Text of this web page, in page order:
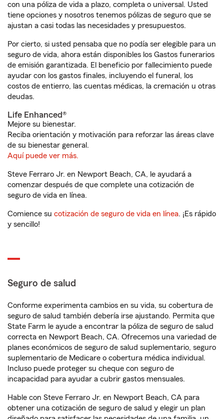
con una póliza de vida a plazo, completa o universal. Usted
tiene opciones y nosotros tenemos pólizas de seguro que se
ajustan a casi todas las necesidades y presupuestos.
Por cierto, si usted pensaba que no podía ser elegible para un
seguro de vida, ahora están disponibles los Gastos funerarios
de emisión garantizada. El beneficio por fallecimiento puede
ayudar con los gastos finales, incluyendo el funeral, los
costos de entierro, las cuentas médicas, la cremación u otras
deudas.
Life Enhanced®
Mejore su bienestar.
Reciba orientación y motivación para reforzar las áreas clave
de su bienestar general.
Aquí puede ver más.
Steve Ferraro Jr. en Newport Beach, CA, le ayudará a
comenzar después de que complete una cotización de
seguro de vida en línea.
Comience su cotización de seguro de vida en línea. ¡Es rápido
y sencillo!
Seguro de salud
Conforme experimenta cambios en su vida, su cobertura de
seguro de salud también debería irse ajustando. Permita que
State Farm le ayude a encontrar la póliza de seguro de salud
correcta en Newport Beach, CA. Ofrecemos una variedad de
planes económicos de seguro de salud suplementario, seguro
suplementario de Medicare o cobertura médica individual.
Incluso puede proteger su cheque con seguro de
incapacidad para ayudar a cubrir gastos mensuales.
Hable con Steve Ferraro Jr. en Newport Beach, CA para
obtener una cotización de seguro de salud y elegir un plan